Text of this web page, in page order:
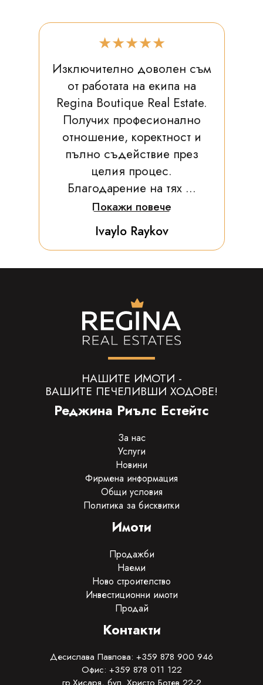
★★★★★
Изключително доволен съм
от работата на екипа на
Regina Boutique Real Estate.
Получих професионално
отношение, коректност и
пълно съдействие през
целия процес.
Благодарение на тях ...
Покажи повече
Ivaylo Raykov
НАШИТЕ ИМОТИ -
ВАШИТЕ ПЕЧЕЛИВШИ ХОДОВЕ!
Реджина Риълс Естейтс
За нас
Услуги
Новини
Фирмена информация
Общи условия
Политика за бисквитки
Имоти
Продажби
Наеми
Ново строителство
Инвестиционни имоти
Продай
Контакти
Десислава Павлова: +359 878 900 946
Офис: +359 878 011 122
гр.Хисаря, бул. Христо Ботев 22-2